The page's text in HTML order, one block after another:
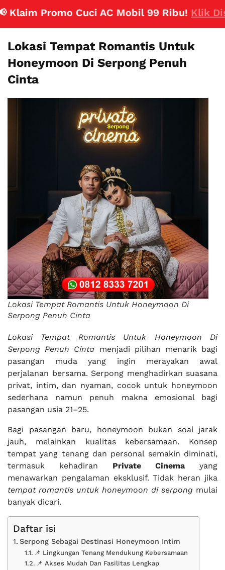
Promo Cuci AC Mobil 99 Ribu!Klik Disini
Lokasi Tempat Romantis Untuk
Honeymoon Di Serpong Penuh
Cinta
Lokasi Tempat Romantis Untuk Honeymoon Di
Serpong Penuh Cinta
Lokasi Tempat Romantis Untuk Honeymoon Di
Serpong Penuh Cinta menjadi pilihan menarik bagi
pasangan muda yang ingin merayakan awal
perjalanan bersama. Serpong menghadirkan suasana
privat, intim, dan nyaman, cocok untuk honeymoon
sederhana namun penuh makna emosional bagi
pasangan usia 21–25.
Bagi pasangan baru, honeymoon bukan soal jarak
jauh, melainkan kualitas kebersamaan. Konsep
tempat yang tenang dan personal semakin diminati,
termasuk kehadiran Private Cinema yang
menawarkan pengalaman eksklusif. Tidak heran jika
tempat romantis untuk honeymoon di serpong mulai
banyak dicari.
Daftar isi
Serpong Sebagai Destinasi Honeymoon Intim
📌 Lingkungan Tenang Mendukung Kebersamaan
📌 Akses Mudah Dan Fasilitas Lengkap